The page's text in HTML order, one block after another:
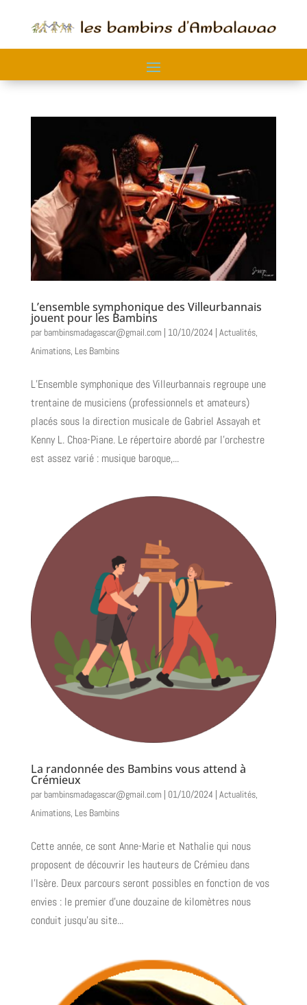
L’ensemble symphonique des Villeurbannais
jouent pour les Bambins
parbambinsmadagascar@gmail.com | 10/10/2024 | Actualités,
Animations, Les Bambins
L’Ensemble symphonique des Villeurbannais regroupe une
trentaine de musiciens (professionnels et amateurs)
placés sous la direction musicale de Gabriel Assayah et
Kenny L. Choa-Piane. Le répertoire abordé par l’orchestre
est assez varié : musique baroque,...
La randonnée des Bambins vous attend à
Crémieux
parbambinsmadagascar@gmail.com | 01/10/2024 | Actualités,
Animations, Les Bambins
Cette année, ce sont Anne-Marie et Nathalie qui nous
proposent de découvrir les hauteurs de Crémieu dans
l’Isère. Deux parcours seront possibles en fonction de vos
envies : le premier d’une douzaine de kilomètres nous
conduit jusqu’au site...